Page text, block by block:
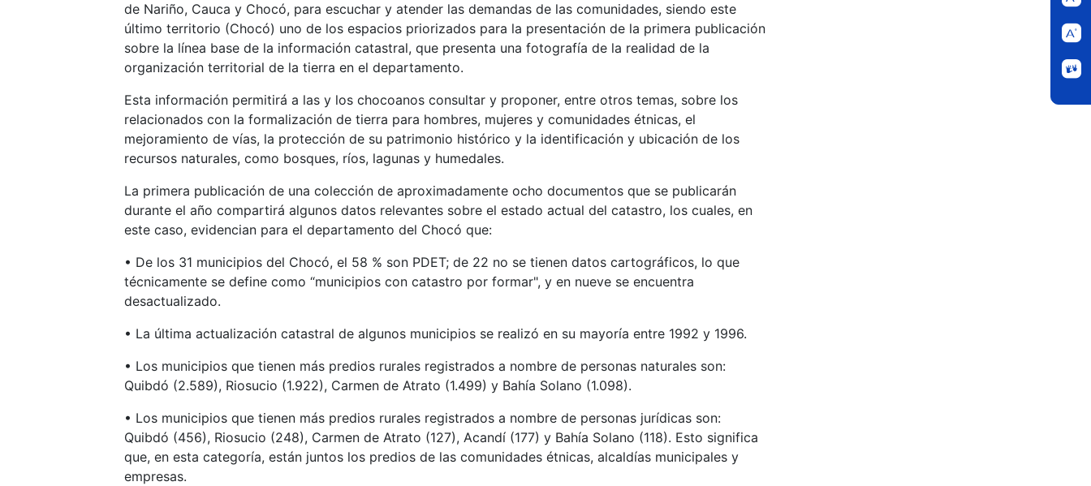
de Nariño, Cauca y Chocó, para escuchar y atender las demandas de las comunidades, siendo este
último territorio (Chocó) uno de los espacios priorizados para la presentación de la primera publicación
sobre la línea base de la información catastral, que presenta una fotografía de la realidad de la
organización territorial de la tierra en el departamento.
Esta información permitirá a las y los chocoanos consultar y proponer, entre otros temas, sobre los
relacionados con la formalización de tierra para hombres, mujeres y comunidades étnicas, el
mejoramiento de vías, la protección de su patrimonio histórico y la identificación y ubicación de los
recursos naturales, como bosques, ríos, lagunas y humedales.
La primera publicación de una colección de aproximadamente ocho documentos que se publicarán
durante el año compartirá algunos datos relevantes sobre el estado actual del catastro, los cuales, en
este caso, evidencian para el departamento del Chocó que:
• De los 31 municipios del Chocó, el 58 % son PDET; de 22 no se tienen datos cartográficos, lo que
técnicamente se define como “municipios con catastro por formar", y en nueve se encuentra
desactualizado.
• La última actualización catastral de algunos municipios se realizó en su mayoría entre 1992 y 1996.
• Los municipios que tienen más predios rurales registrados a nombre de personas naturales son:
Quibdó (2.589), Riosucio (1.922), Carmen de Atrato (1.499) y Bahía Solano (1.098).
• Los municipios que tienen más predios rurales registrados a nombre de personas jurídicas son:
Quibdó (456), Riosucio (248), Carmen de Atrato (127), Acandí (177) y Bahía Solano (118). Esto significa
que, en esta categoría, están juntos los predios de las comunidades étnicas, alcaldías municipales y
empresas.